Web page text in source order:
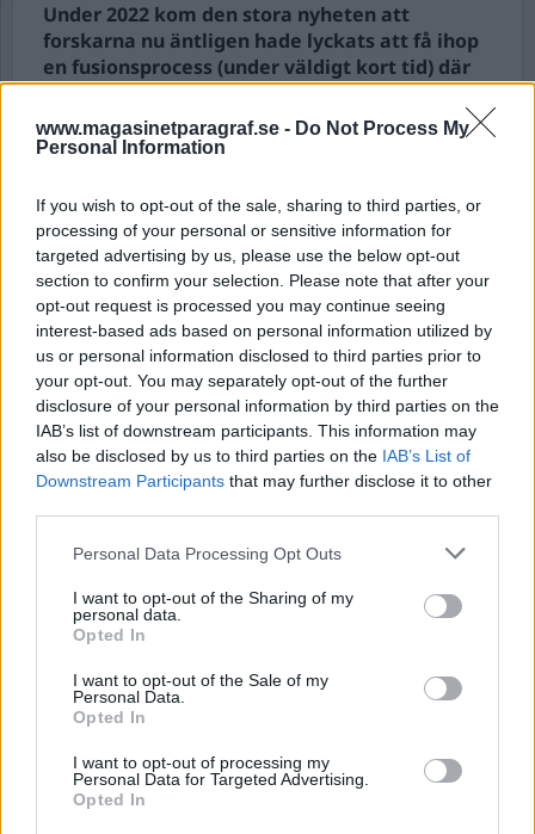
www.magasinetparagraf.se - Do Not Process My
Personal Information
If you wish to opt-out of the sale, sharing to third parties, or
processing of your personal or sensitive information for
targeted advertising by us, please use the below opt-out
section to confirm your selection. Please note that after your
opt-out request is processed you may continue seeing
interest-based ads based on personal information utilized by
us or personal information disclosed to third parties prior to
your opt-out. You may separately opt-out of the further
disclosure of your personal information by third parties on the
IAB’s list of downstream participants. This information may
also be disclosed by us to third parties on the IAB’s List of
Downstream Participants that may further disclose it to other
Personal Data Processing Opt Outs
I want to opt-out of the Sharing of my
personal data.
Opted In
I want to opt-out of the Sale of my
Personal Data.
Opted In
I want to opt-out of processing my
Personal Data for Targeted Advertising.
Opted In
Under 2022 kom den stora nyheten att
forskarna nu äntligen hade lyckats att få ihop
en fusionsprocess (under väldigt kort tid) där
tillförd energi var mindre än den alstrade
atomära energin.
det gäller alstring av el är de nog lika goda
kålsupa...
Börja prenumerera för att läsa detta innehåll.
Starta din prenumerationhär
Eller logga in på ditt konto nedan:
Username or E-mail
Password
Remember Me